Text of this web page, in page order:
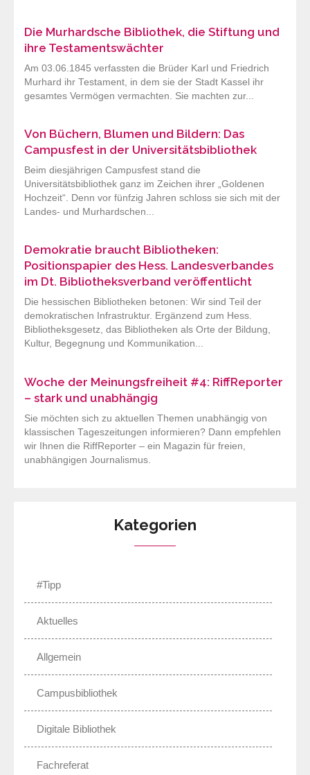
Die Murhardsche Bibliothek, die Stiftung und
ihre Testamentswächter
Am 03.06.1845 verfassten die Brüder Karl und Friedrich
Murhard ihr Testament, in dem sie der Stadt Kassel ihr
gesamtes Vermögen vermachten. Sie machten zur...
Von Büchern, Blumen und Bildern: Das
Campusfest in der Universitätsbibliothek
Beim diesjährigen Campusfest stand die
Universitätsbibliothek ganz im Zeichen ihrer „Goldenen
Hochzeit“. Denn vor fünfzig Jahren schloss sie sich mit der
Landes- und Murhardschen...
Demokratie braucht Bibliotheken:
Positionspapier des Hess. Landesverbandes
im Dt. Bibliotheksverband veröffentlicht
Die hessischen Bibliotheken betonen: Wir sind Teil der
demokratischen Infrastruktur. Ergänzend zum Hess.
Bibliotheksgesetz, das Bibliotheken als Orte der Bildung,
Kultur, Begegnung und Kommunikation...
Woche der Meinungsfreiheit #4: RiffReporter
– stark und unabhängig
Sie möchten sich zu aktuellen Themen unabhängig von
klassischen Tageszeitungen informieren? Dann empfehlen
wir Ihnen die RiffReporter – ein Magazin für freien,
unabhängigen Journalismus.
Kategorien
#Tipp
Aktuelles
Allgemein
Campusbibliothek
Digitale Bibliothek
Fachreferat